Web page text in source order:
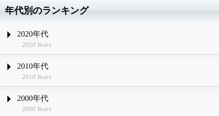
年代別のランキング
2020年代
2020 Years
2010年代
2010 Years
2000年代
2000 Years